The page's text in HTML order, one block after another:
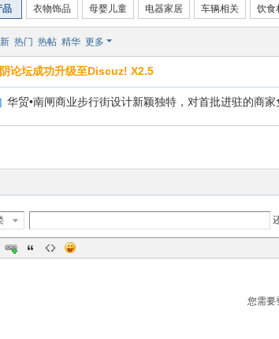
品 衣物饰品 母婴儿童 电器家居 车辆相关 饮食
热门 热帖 精华 更多
论坛成功升级至Discuz! X2.5
] 华贸•南闸商业步行街设计新颖独特，对首批进驻的商家
您需要